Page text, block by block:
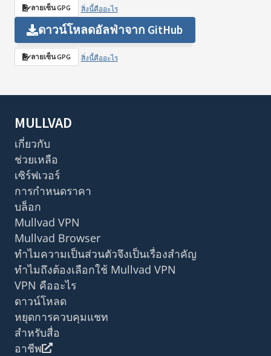
ลายเซ็น GPG สิ่งนี้คืออะไร
ดาวน์โหลดอัลฟ่าจาก GitHub
ลายเซ็น GPG สิ่งนี้คืออะไร
MULLVAD
เกี่ยวกับ
ช่วยเหลือ
เซิร์ฟเวอร์
การกำหนดราคา
บล็อก
Mullvad VPN
Mullvad Browser
ทำไมความเป็นส่วนตัวจึงเป็นเรื่องสำคัญ
ทำไมถึงต้องเลือกใช้ Mullvad VPN
VPN คืออะไร
ดาวน์โหลด
หยุดการควบคุมแชท
สำหรับสื่อ
อาชีพ